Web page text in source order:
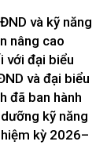
và kỹ năng
nâng cao
với đại biểu
và đại biểu
đã ban hành
kỹ năng
kỳ 2026–